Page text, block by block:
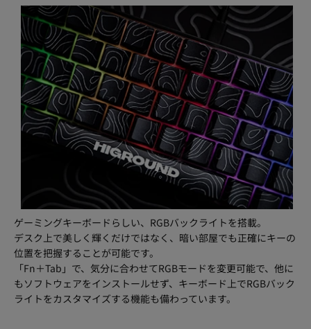
ゲーミングキーボードらしい、RGBバックライトを搭載。
デスク上で美しく輝くだけではなく、暗い部屋でも正確にキーの
位置を把握することが可能です。
「Fn＋Tab」で、気分に合わせてRGBモードを変更可能で、他に
もソフトウェアをインストールせず、キーボード上でRGBバック
ライトをカスタマイズする機能も備わっています。